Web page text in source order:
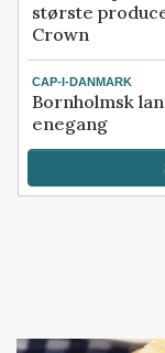
største
Crown
CAP-I-DANMARK
Bornholmsk
enegang